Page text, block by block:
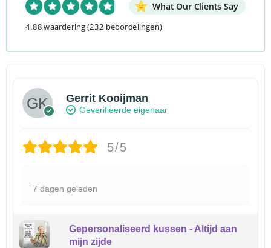
What Our Clients Say
4.88 waardering(232 beoordelingen)
Gerrit Kooijman
Geverifieerde eigenaar
5/5
7 dagen geleden
Gepersonaliseerd kussen - Altijd aan
mijn zijde